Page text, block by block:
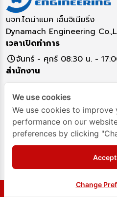
บจก.ไดน่าแมค เอ็นจิเนียริ่ง
Dynamach Engineering
เวลาเปิดทำการ
จันทร์ - ศุกร์ 08:30 น. -
สำนักงาน
12130
ติดต่อสอบถาม
02-993-791702993-8349
Dynamach-Engineering
We use cookies
We use cookies to improve
performance on our
preferences by clicking
Change